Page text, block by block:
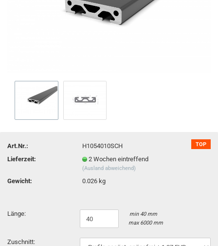
TOP
Art.Nr.:
H1054010SCH
Lieferzeit:
2 Wochen eintreffend
(Ausland abweichend)
Gewicht: 0.026 kg
Länge:
min 40 mm
max 6000 mm
Zuschnitt: